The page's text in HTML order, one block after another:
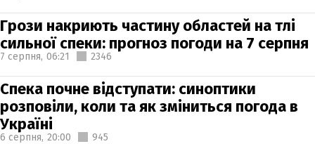
Грози накриють частину областей на тлі
сильної спеки: прогноз погоди на 7 серпня
7 серпня, 06:21 2346
Спека почне відступати: синоптики
розповіли, коли та як зміниться погода в
Україні
6 серпня, 20:00 945